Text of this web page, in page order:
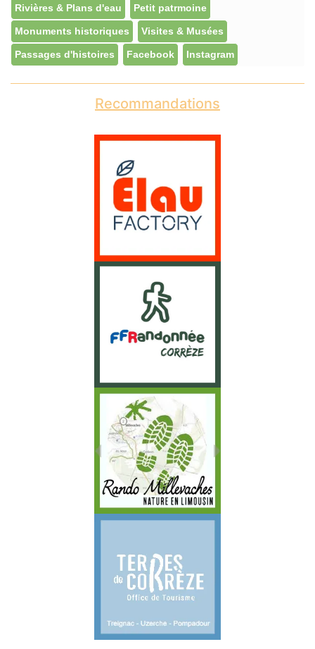
Rivières & Plans d'eau Petit patrmoine
Monuments historiques Visites & Musées
Passages d'histoires Facebook Instagram
Recommandations